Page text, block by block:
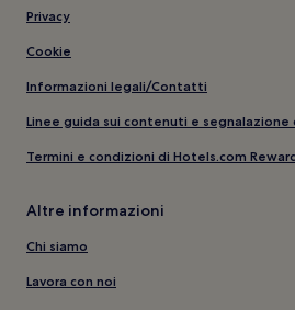
Privacy
Cookie
Informazioni legali/Contatti
Linee guida sui contenuti e
Termini e condizioni di Hotels.com
Altre informazioni
Chi siamo
Lavora con noi